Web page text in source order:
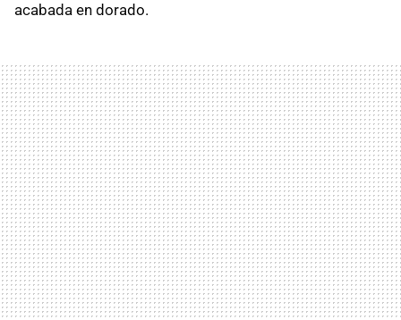
acabada en dorado.